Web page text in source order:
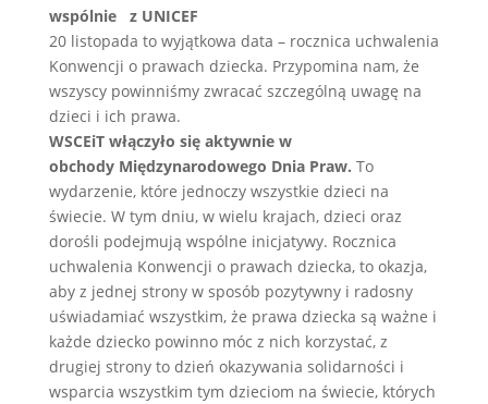
wspólnie z UNICEF
20 listopada to wyjątkowa data – rocznica uchwalenia
Konwencji o prawach dziecka. Przypomina nam, że
wszyscy powinniśmy zwracać szczególną uwagę na
dzieci i ich prawa.
WSCEiT włączyło się aktywnie w
obchody Międzynarodowego Dnia Praw. To
wydarzenie, które jednoczy wszystkie dzieci na
świecie. W tym dniu, w wielu krajach, dzieci oraz
dorośli podejmują wspólne inicjatywy. Rocznica
uchwalenia Konwencji o prawach dziecka, to okazja,
aby z jednej strony w sposób pozytywny i radosny
uświadamiać wszystkim, że prawa dziecka są ważne i
każde dziecko powinno móc z nich korzystać, z
drugiej strony to dzień okazywania solidarności i
wsparcia wszystkim tym dzieciom na świecie, których